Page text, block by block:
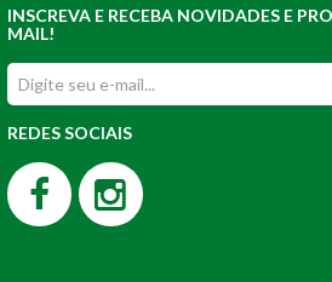
INSCREVA E RECEBA NOVIDADES E
MAIL!
REDES SOCIAIS